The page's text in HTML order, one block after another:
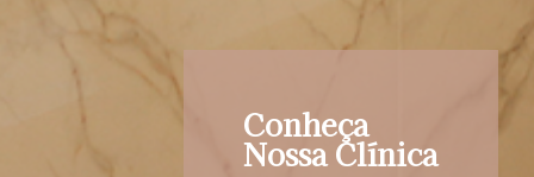
Conheça
Nossa Clínica